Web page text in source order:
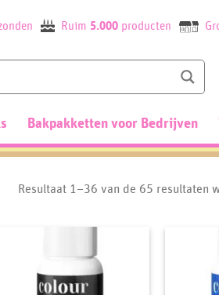
Ruim 5.000producten
Bakpakketten voor Bedrijven
Resultaat 1–36 van de 65 resultaten